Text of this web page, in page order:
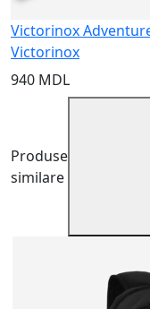
Victorinox
Victorinox
940 MDL
Produse
similare